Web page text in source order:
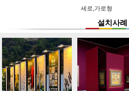
세로,가로형
설치사례